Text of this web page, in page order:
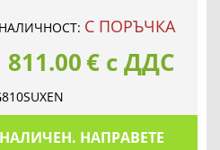
НАЛИЧНОСТ: С ПОРЪЧКА
811.00€ с ДДС
НАПРАВЕТЕ